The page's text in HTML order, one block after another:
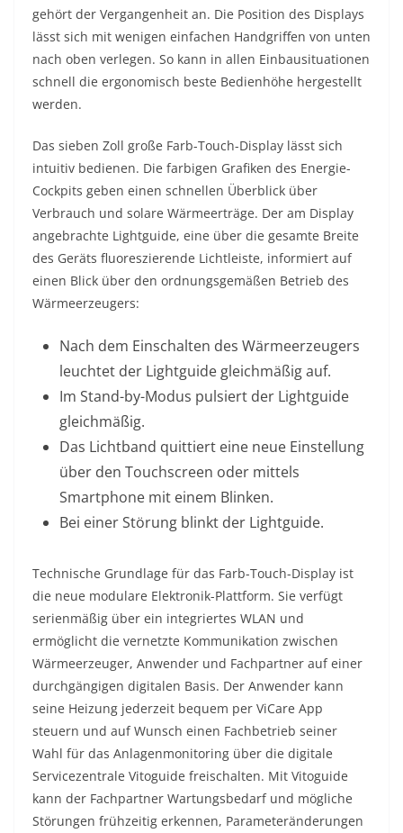
gehört der Vergangenheit an. Die Position des Displays
lässt sich mit wenigen einfachen Handgriffen von unten
nach oben verlegen. So kann in allen Einbausituationen
schnell die ergonomisch beste Bedienhöhe hergestellt
werden.
Das sieben Zoll große Farb-Touch-Display lässt sich
intuitiv bedienen. Die farbigen Grafiken des Energie-
Cockpits geben einen schnellen Überblick über
Verbrauch und solare Wärmeerträge. Der am Display
angebrachte Lightguide, eine über die gesamte Breite
des Geräts fluoreszierende Lichtleiste, informiert auf
einen Blick über den ordnungsgemäßen Betrieb des
Wärmeerzeugers:
Nach dem Einschalten des Wärmeerzeugers
leuchtet der Lightguide gleichmäßig auf.
Im Stand-by-Modus pulsiert der Lightguide
gleichmäßig.
Das Lichtband quittiert eine neue Einstellung
über den Touchscreen oder mittels
Smartphone mit einem Blinken.
Bei einer Störung blinkt der Lightguide.
Technische Grundlage für das Farb-Touch-Display ist
die neue modulare Elektronik-Plattform. Sie verfügt
serienmäßig über ein integriertes WLAN und
ermöglicht die vernetzte Kommunikation zwischen
Wärmeerzeuger, Anwender und Fachpartner auf einer
durchgängigen digitalen Basis. Der Anwender kann
seine Heizung jederzeit bequem per ViCare App
steuern und auf Wunsch einen Fachbetrieb seiner
Wahl für das Anlagenmonitoring über die digitale
Servicezentrale Vitoguide freischalten. Mit Vitoguide
kann der Fachpartner Wartungsbedarf und mögliche
Störungen frühzeitig erkennen, Parameteränderungen